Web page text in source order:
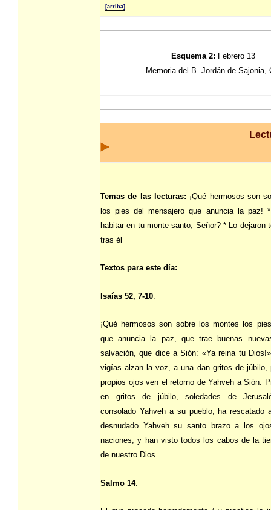
[arriba]
Esquema 2: Febrero 13
Memoria del B. Jordán de Sajonia,
Temas de las lecturas: ¡Qué hermosos son
los pies del mensajero que anuncia la paz!
habitar en tu monte santo, Señor? * Lo dejaron
tras él
Textos para este día:
Isaías 52, 7-10:
¡Qué hermosos son sobre los montes los
que anuncia la paz, que trae buenas
salvación, que dice a Sión: «Ya reina tu
vigías alzan la voz, a una dan gritos de júbilo,
propios ojos ven el retorno de Yahveh a Sión.
en gritos de júbilo, soledades de
consolado Yahveh a su pueblo, ha rescatado
desnudado Yahveh su santo brazo a los
naciones, y han visto todos los cabos de la
de nuestro Dios.
Salmo 14: